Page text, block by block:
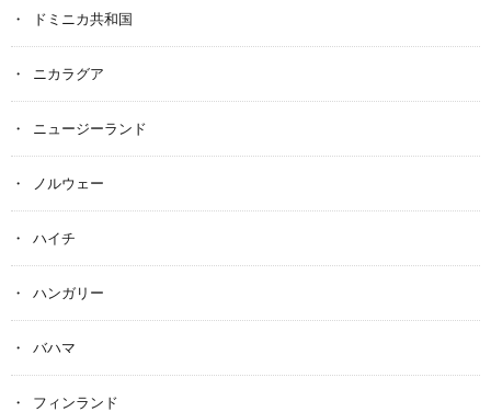
ドミニカ共和国
ニカラグア
ニュージーランド
ノルウェー
ハイチ
ハンガリー
バハマ
フィンランド